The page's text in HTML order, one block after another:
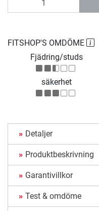
FITSHOP'S OMDÖME
Fjädring/studs
säkerhet
Detaljer
Produktbeskrivning
Garantivillkor
Test & omdöme